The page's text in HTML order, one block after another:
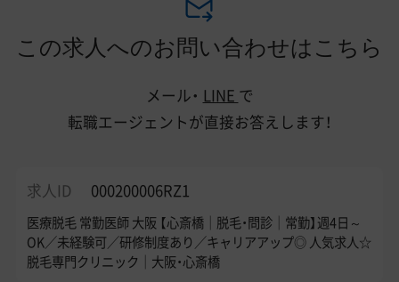
この求人へのお問い合わせはこちら
メール・ LINE で
転職エージェントが直接お答えします！
求人ID 000200006RZ1
医療脱毛 常勤医師 大阪 【心斎橋｜脱毛・問診｜常勤】週4日～
OK／未経験可／研修制度あり／キャリアアップ◎ 人気求人☆
脱毛専門クリニック｜大阪・心斎橋